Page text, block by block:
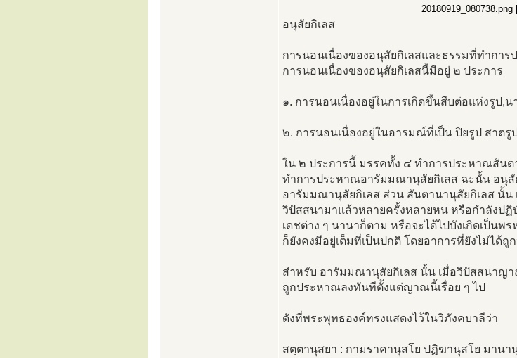
อนุสัยกิเลส
การนอนเนื่องของอนุสัยกิเลสและธรรมที่ทำการ
การนอนเนื่องของอนุสัยกิเลสนี้มีอยู่ ๒ ประการ
๑. การนอนเนื่องอยู่ในการเกิดขึ้นสืบต่อแห่งรูป,
๒. การนอนเนื่องอยู่ในอารมณ์ที่เป็น ปิยรูป สาต
ใน ๒ ประการนี้ มรรคทั้ง ๔ ทำการประหาณสัน
ทำการประหาณอารัมมณานุสัยกิเลส ฉะนั้น อนุ
อารัมมณานุสัยกิเลส ส่วน สันตานานุสัยกิเลส นั้น
วิปัสสนามาแล้วหลายครั้งหลายหน หรือกำลัง
เดชต่าง ๆ นานาก็ตาม หรือจะได้ไปบังเกิดเป็น
ก็ยังคงมีอยู่เต็มที่เป็นปกติ โดยอาการที่ยังไม่ได้
สำหรับ อารัมมณานุสัยกิเลส นั้น เมื่อวิปัสสนา
ถูกประหาณลงทันทีตั้งแต่ญาณนี้เรื่อย ๆ ไป
ดังที่พระพุทธองค์ทรงแสดงไว้ในวิภังคบาลีว่า
สตฺตานุสยา : กามราคานุสโย ปฏิฆานุสโย มาน